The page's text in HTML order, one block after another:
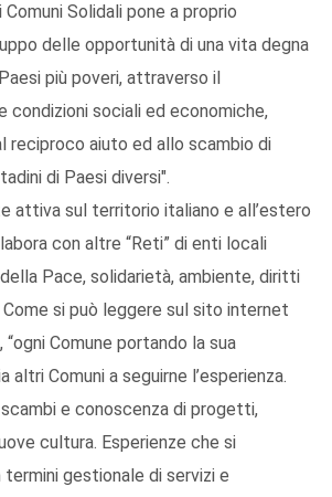
Comuni Solidali pone a proprio
delle opportunità di una vita degna
più poveri, attraverso il
condizioni sociali ed economiche,
reciproco aiuto ed allo scambio di
di Paesi diversi".
attiva sul territorio italiano e all’estero
con altre “Reti” di enti locali
Pace, solidarietà, ambiente, diritti
Come si può leggere sul sito internet
Comune portando la sua
altri Comuni a seguirne l’esperienza.
e conoscenza di progetti,
cultura. Esperienze che si
termini gestionale di servizi e